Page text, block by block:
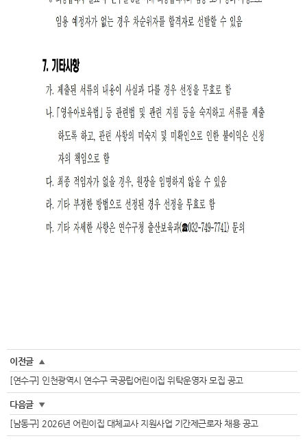
이전글 ▲
[연수구] 인천광역시 연수구 국공립어린이집 위탁운영자 모집 공고
다음글 ▼
[남동구] 2026년 어린이집 대체교사 지원사업 기간제근로자 채용 공고